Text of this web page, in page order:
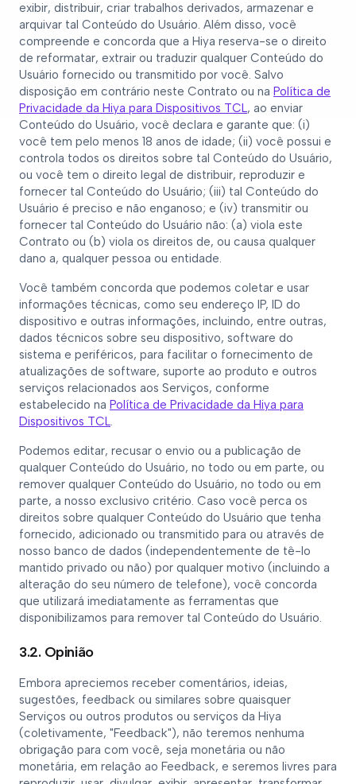
exibir, distribuir, criar trabalhos derivados, armazenar e
arquivar tal Conteúdo do Usuário. Além disso, você
compreende e concorda que a Hiya reserva-se o direito
de reformatar, extrair ou traduzir qualquer Conteúdo do
Usuário fornecido ou transmitido por você. Salvo
disposição em contrário neste Contrato ou na Política de
Privacidade da Hiya para Dispositivos TCL, ao enviar
Conteúdo do Usuário, você declara e garante que: (i)
você tem pelo menos 18 anos de idade; (ii) você possui e
controla todos os direitos sobre tal Conteúdo do Usuário,
ou você tem o direito legal de distribuir, reproduzir e
fornecer tal Conteúdo do Usuário; (iii) tal Conteúdo do
Usuário é preciso e não enganoso; e (iv) transmitir ou
fornecer tal Conteúdo do Usuário não: (a) viola este
Contrato ou (b) viola os direitos de, ou causa qualquer
dano a, qualquer pessoa ou entidade.
Você também concorda que podemos coletar e usar
informações técnicas, como seu endereço IP, ID do
dispositivo e outras informações, incluindo, entre outras,
dados técnicos sobre seu dispositivo, software do
sistema e periféricos, para facilitar o fornecimento de
atualizações de software, suporte ao produto e outros
serviços relacionados aos Serviços, conforme
estabelecido na Política de Privacidade da Hiya para
Dispositivos TCL.
Podemos editar, recusar o envio ou a publicação de
qualquer Conteúdo do Usuário, no todo ou em parte, ou
remover qualquer Conteúdo do Usuário, no todo ou em
parte, a nosso exclusivo critério. Caso você perca os
direitos sobre qualquer Conteúdo do Usuário que tenha
fornecido, adicionado ou transmitido para ou através de
nosso banco de dados (independentemente de tê-lo
mantido privado ou não) por qualquer motivo (incluindo a
alteração do seu número de telefone), você concorda
que utilizará imediatamente as ferramentas que
disponibilizamos para remover tal Conteúdo do Usuário.
3.2. Opinião
Embora apreciemos receber comentários, ideias,
sugestões, feedback ou similares sobre quaisquer
Serviços ou outros produtos ou serviços da Hiya
(coletivamente, "Feedback"), não teremos nenhuma
obrigação para com você, seja monetária ou não
monetária, em relação ao Feedback, e seremos livres para